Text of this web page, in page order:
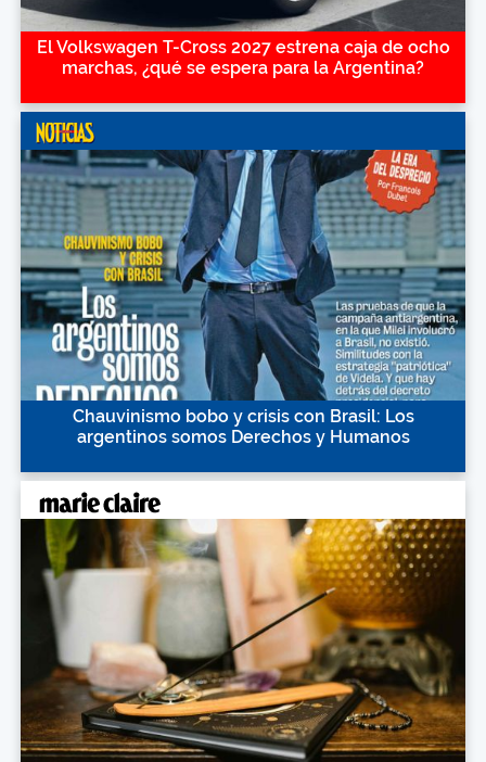
El Volkswagen T-Cross 2027 estrena caja de ocho
marchas, ¿qué se espera para la Argentina?
Chauvinismo bobo y crisis con Brasil: Los
argentinos somos Derechos y Humanos